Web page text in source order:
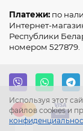
Используя этот
файлов cookies и
Платежи: по
Интернет-
Республики
номером 527879.